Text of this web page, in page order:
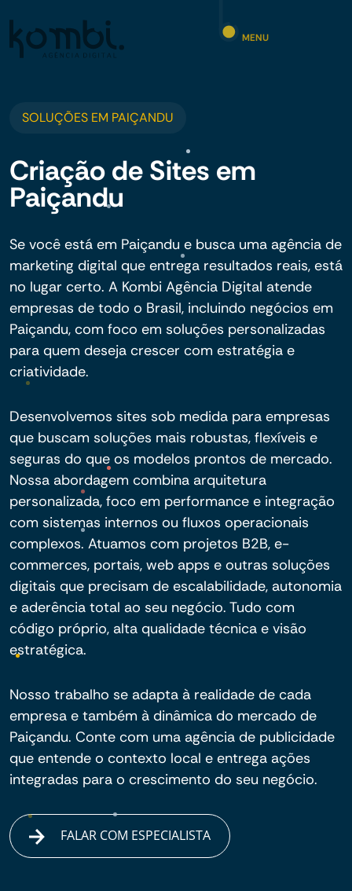
MENU
SOLUÇÕES EM PAIÇANDU
Criação de Sites em
Paiçandu
Se você está em Paiçandu e busca uma agência de
marketing digital que entrega resultados reais, está
no lugar certo. A Kombi Agência Digital atende
empresas de todo o Brasil, incluindo negócios em
Paiçandu, com foco em soluções personalizadas
para quem deseja crescer com estratégia e
criatividade.
Desenvolvemos sites sob medida para empresas
que buscam soluções mais robustas, flexíveis e
seguras do que os modelos prontos de mercado.
Nossa abordagem combina arquitetura
personalizada, foco em performance e integração
com sistemas internos ou fluxos operacionais
complexos. Atuamos com projetos B2B, e-
commerces, portais, web apps e outras soluções
digitais que precisam de escalabilidade, autonomia
e aderência total ao seu negócio. Tudo com
código próprio, alta qualidade técnica e visão
estratégica.
Nosso trabalho se adapta à realidade de cada
empresa e também à dinâmica do mercado de
Paiçandu. Conte com uma agência de publicidade
que entende o contexto local e entrega ações
integradas para o crescimento do seu negócio.
FALAR COM ESPECIALISTA